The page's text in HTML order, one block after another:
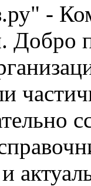
-
Добро